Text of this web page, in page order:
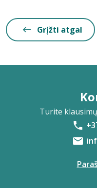
Grįžti atgal
Turite